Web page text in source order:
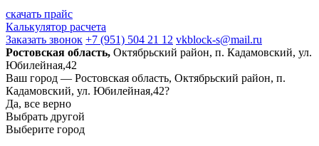
скачать прайс
Калькулятор расчета
Заказать звонок +7 (951) 504 21 12 vkblock-s@mail.ru
Ростовская область, Октябрьский район, п. Кадамовский, ул.
Юбилейная,42
Ваш город — Ростовская область, Октябрьский район, п.
Кадамовский, ул. Юбилейная,42?
Да, все верно
Выбрать другой
Выберите город